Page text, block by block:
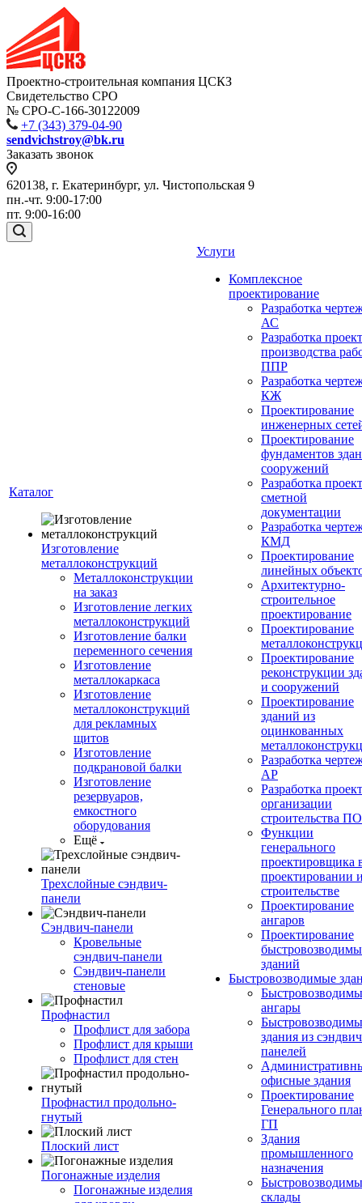
Проектно-строительная компания ЦСКЗ
Свидетельство СРО
№ СРО-С-166-30122009
+7 (343) 379-04-90
sendvichstroy@bk.ru
Заказать звонок
620138, г. Екатеринбург, ул. Чистопольская 9
пн.-чт. 9:00-17:00
пт. 9:00-16:00
Каталог
Изготовление
металлоконструкций
Металлоконструкции
на заказ
Изготовление легких
металлоконструкций
Изготовление балки
переменного сечения
Изготовление
металлокаркаса
Изготовление
металлоконструкций
для рекламных
щитов
Изготовление
подкрановой балки
Изготовление
резервуаров,
емкостного
оборудования
Ещё
Трехслойные сэндвич-
панели
Сэндвич-панели
Кровельные
сэндвич-панели
Сэндвич-панели
стеновые
Профнастил
Профлист для забора
Профлист для крыши
Профлист для стен
Профнастил продольно-
гнутый
Плоский лист
Погонажные изделия
Погонажные изделия
Услуги
Комплексное
проектирование
Разработка
АС
Разработка
производства
ППР
Разработка
КЖ
Проектирование
инженерных
Проектирование
фундаментов
сооружений
Разработка
сметной
документации
Разработка
КМД
Проектирование
линейных
Архитектурно-
строительное
проектирование
Проектирование
Проектирование
реконструкции
и сооружений
Проектирование
зданий из
оцинкованных
Разработка
АР
Разработка
организации
строительства
Функции
генерального
проектировщика
проектировании
строительстве
Проектирование
ангаров
Проектирование
зданий
Быстровозводимые
ангары
здания из сэндвич
панелей
офисные здания
Проектирование
Генерального
ГП
Здания
промышленного
назначения
склады